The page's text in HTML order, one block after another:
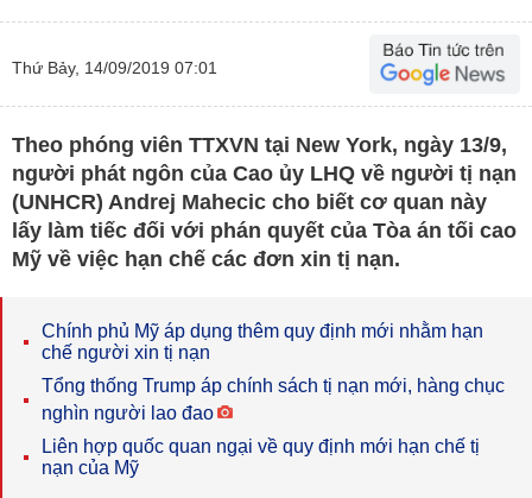
Thứ Bảy, 14/09/2019 07:01
Theo phóng viên TTXVN tại New York, ngày 13/9,
người phát ngôn của Cao ủy LHQ về người tị nạn
(UNHCR) Andrej Mahecic cho biết cơ quan này
lấy làm tiếc đối với phán quyết của Tòa án tối cao
Mỹ về việc hạn chế các đơn xin tị nạn.
Chính phủ Mỹ áp dụng thêm quy định mới nhằm hạn
chế người xin tị nạn
Tổng thống Trump áp chính sách tị nạn mới, hàng chục
nghìn người lao đao
Liên hợp quốc quan ngại về quy định mới hạn chế tị
nạn của Mỹ